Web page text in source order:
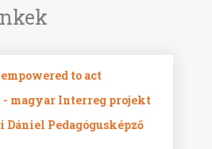
to act
- magyar Interreg projekt
Dániel Pedagógusképző